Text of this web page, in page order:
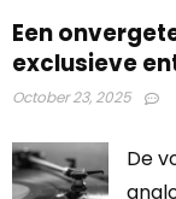
Een
exclusieve
October 23, 2025
De